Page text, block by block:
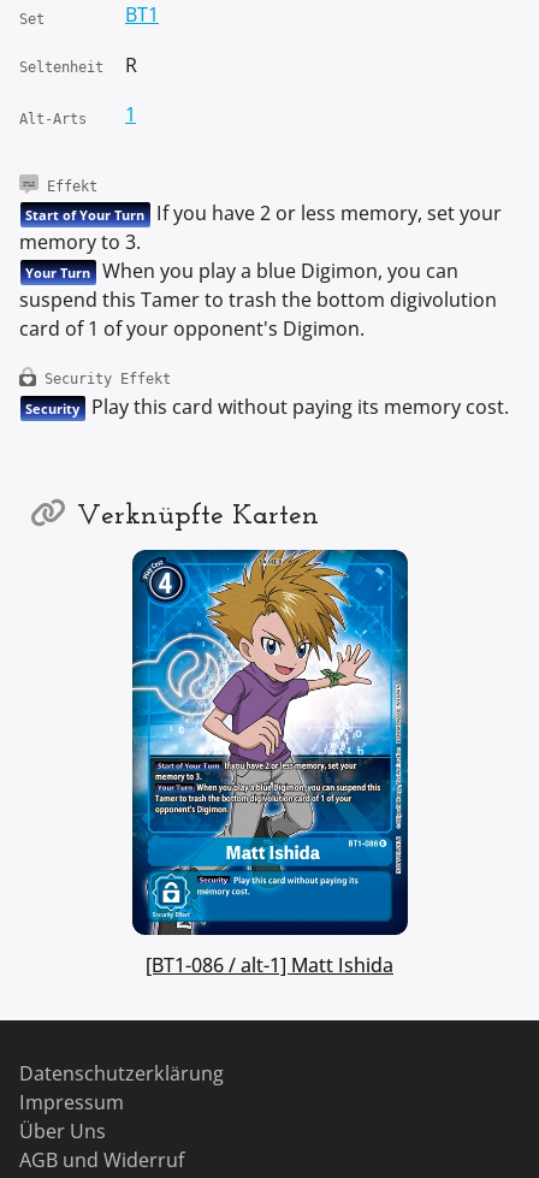
Set BT1
Seltenheit R
Alt-Arts 1
Effekt
Start of Your Turn
If you have 2 or less memory, set your
memory to 3.
Your Turn
When you play a blue Digimon, you can
suspend this Tamer to trash the bottom digivolution
card of 1 of your opponent's Digimon.
Security Effekt
Security Play this card without paying its memory cost.
Verknüpfte Karten
[BT1-086 / alt-1] Matt Ishida
Datenschutzerklärung
Impressum
Über Uns
AGB und Widerruf